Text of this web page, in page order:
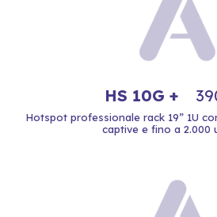
HS 10G +
Hotspot professionale rack 19” 1U
captive e fino a 2.000